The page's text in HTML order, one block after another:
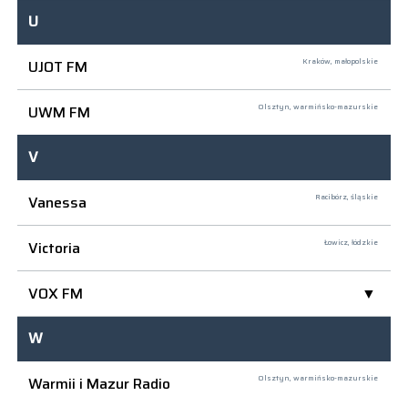
U
UJOT FM
Kraków, małopolskie
UWM FM Olsztyn, warmińsko-mazurskie
V
Vanessa
Racibórz, śląskie
Victoria Łowicz, łódzkie
VOX FM
W
Warmii i Mazur Radio
Olsztyn, warmińsko-mazurskie